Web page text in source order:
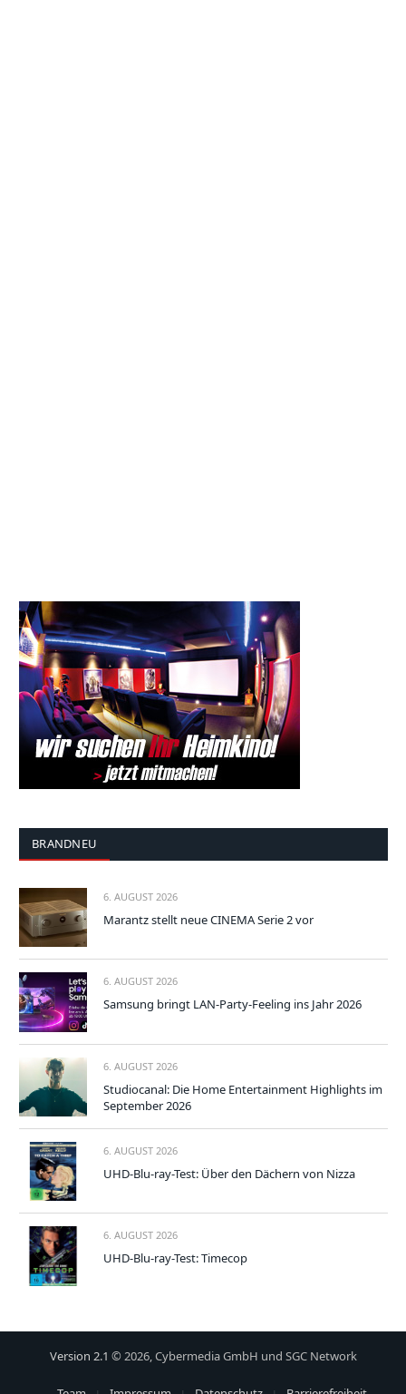
BRANDNEU
6. AUGUST 2026
Marantz stellt neue CINEMA Serie 2 vor
6. AUGUST 2026
Samsung bringt LAN-Party-Feeling ins Jahr 2026
6. AUGUST 2026
Studiocanal: Die Home Entertainment Highlights im
September 2026
6. AUGUST 2026
UHD-Blu-ray-Test: Über den Dächern von Nizza
6. AUGUST 2026
UHD-Blu-ray-Test: Timecop
Version 2.1 © 2026, Cybermedia GmbH und SGC Network